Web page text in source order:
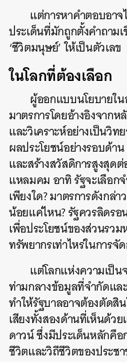
แต่การหาคำตอบอาจ
ประเด็นที่มักถูกตั้งคำถาม
‘ชีวิตมนุษย์’ ให้เป็นตัวเลข
ในโลกที่ต้องเลือก
ผู้ออกแบบนโยบายใ
มาตรการโดยอ้างอิงจาก
และวิเคราะห์อย่างเป็นวิ
ผลประโยชน์อย่างรอบด้า
และสร้างสวัสดิการสูงสุด
แหลมคม อาทิ รัฐจะเลือก
เพียงใด? มาตรการดังกล่
น้อยแค่ไหน? รัฐควรลิดร
เพื่อประโยชน์ของส่วนรว
ทรัพยากรเท่าไหร่ในการจั
แต่โลกแห่งความเป็น
ท่ามกลางข้อมูลที่จำกัดแ
ทำให้รัฐบาลอาจต้องตัดสิ
เสียงทั้งสองด้านที่เห็นด้ว
ดาวน์ ซึ่งมีประเด็นหลักคือ
ชีวิตและวิถีชีวิตของประช